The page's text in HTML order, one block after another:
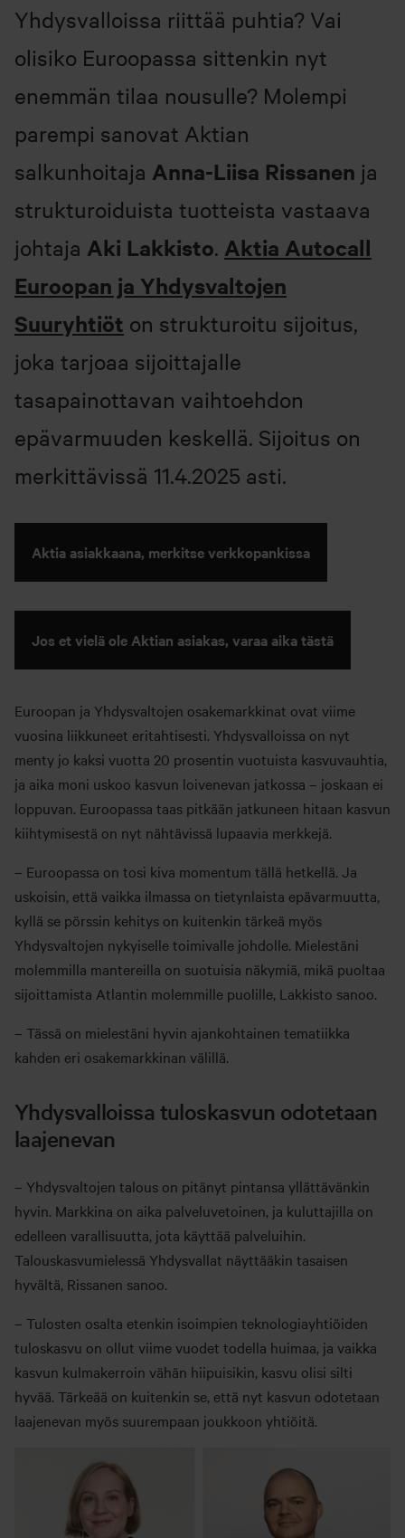
Yhdysvalloissa riittää puhtia? Vai
olisiko Euroopassa sittenkin nyt
enemmän tilaa nousulle? Molempi
parempi sanovat Aktian
salkunhoitaja Anna-Liisa Rissanen ja
strukturoiduista tuotteista vastaava
johtaja Aki Lakkisto. Aktia Autocall
Euroopan ja Yhdysvaltojen
Suuryhtiöt on strukturoitu sijoitus,
joka tarjoaa sijoittajalle
tasapainottavan vaihtoehdon
epävarmuuden keskellä. Sijoitus on
merkittävissä 11.4.2025 asti.
Aktia asiakkaana, merkitse verkkopankissa
Jos et vielä ole Aktian asiakas, varaa aika tästä
Euroopan ja Yhdysvaltojen osakemarkkinat ovat viime
vuosina liikkuneet eritahtisesti. Yhdysvalloissa on nyt
menty jo kaksi vuotta 20 prosentin vuotuista kasvuvauhtia,
ja aika moni uskoo kasvun loivenevan jatkossa – joskaan ei
loppuvan. Euroopassa taas pitkään jatkuneen hitaan kasvun
kiihtymisestä on nyt nähtävissä lupaavia merkkejä.
– Euroopassa on tosi kiva momentum tällä hetkellä. Ja
uskoisin, että vaikka ilmassa on tietynlaista epävarmuutta,
kyllä se pörssin kehitys on kuitenkin tärkeä myös
Yhdysvaltojen nykyiselle toimivalle johdolle. Mielestäni
molemmilla mantereilla on suotuisia näkymiä, mikä puoltaa
sijoittamista Atlantin molemmille puolille, Lakkisto sanoo.
– Tässä on mielestäni hyvin ajankohtainen tematiikka
kahden eri osakemarkkinan välillä.
Yhdysvalloissa tuloskasvun odotetaan
laajenevan
– Yhdysvaltojen talous on pitänyt pintansa yllättävänkin
hyvin. Markkina on aika palveluvetoinen, ja kuluttajilla on
edelleen varallisuutta, jota käyttää palveluihin.
Talouskasvumielessä Yhdysvallat näyttääkin tasaisen
hyvältä, Rissanen sanoo.
– Tulosten osalta etenkin isoimpien teknologiayhtiöiden
tuloskasvu on ollut viime vuodet todella huimaa, ja vaikka
kasvun kulmakerroin vähän hiipuisikin, kasvu olisi silti
hyvää. Tärkeää on kuitenkin se, että nyt kasvun odotetaan
laajenevan myös suurempaan joukkoon yhtiöitä.